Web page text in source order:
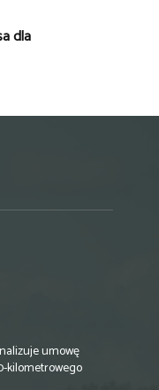
dla
umowę
kilometrowego